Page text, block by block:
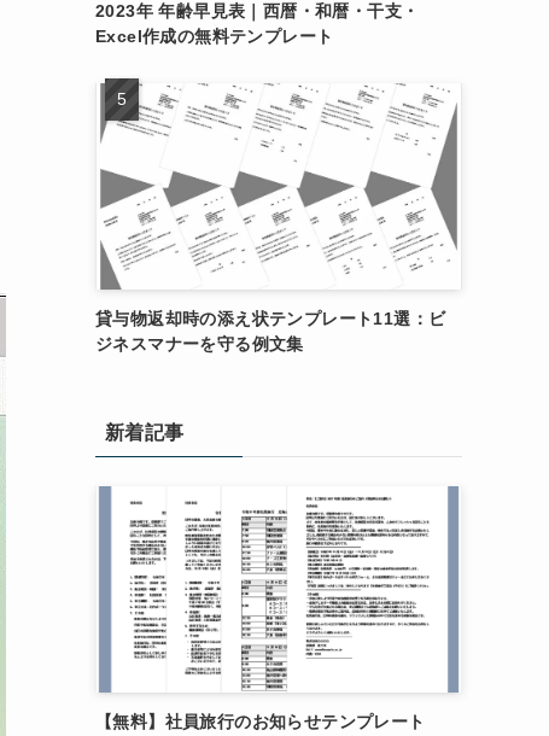
2023年 年齢早見表｜西暦・和暦・干支・
Excel作成の無料テンプレート
貸与物返却時の添え状テンプレート11選：ビ
ジネスマナーを守る例文集
新着記事
【無料】社員旅行のお知らせテンプレート